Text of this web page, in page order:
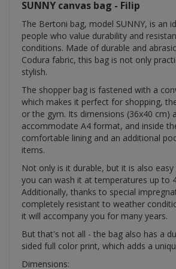
SUNNY canvas bag - Filip
The Bertoni bag, model SUNNY, is an
people who value durability and
conditions. Made of durable and
Codura fabric, this bag is not only
stylish.
The shopper bag is fastened with a
which makes it perfect for shopping,
or the gym. Its dimensions (36x40 cm)
accommodate A4 format, and inside
comfortable lining and an additional
items.
Not only is it durable, but it is also
you can wash it at temperatures up to
Additionally, thanks to special
completely resistant to weather
it will accompany you for many years.
But that's not all - the bag also has a
sided full color print, which adds a
Dimensions: